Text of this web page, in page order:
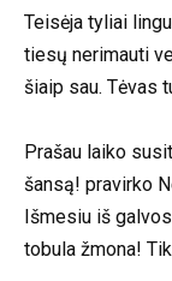
Teisėja tyliai
tiesų nerimauti
šiaip sau. Tėvas
Prašau laiko
šansą! pravirko
Išmesiu iš
tobula žmona!